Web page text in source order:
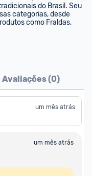
do Brasil. Seu
categorias, desde
como Fraldas,
Avaliações (0)
um mês atrás
um mês atrás